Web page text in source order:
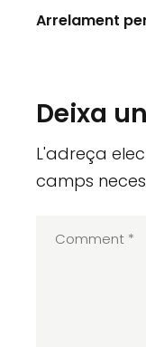
Arrelament
Deixa
L'adreça
camps